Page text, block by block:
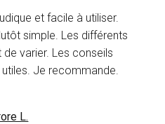
et facile à utiliser.
simple. Les différents
varier. Les conseils
Je recommande.
L.